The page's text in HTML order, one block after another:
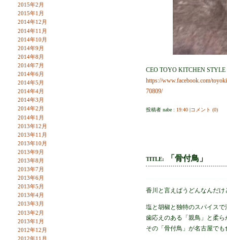
2015年2月
2015年1月
2014年12月
2014年11月
2014年10月
2014年9月
2014年8月
2014年7月
2014年6月
2014年5月
2014年4月
2014年3月
2014年2月
2014年1月
2013年12月
2013年11月
2013年10月
2013年9月
2013年8月
2013年7月
2013年6月
2013年5月
2013年4月
2013年3月
2013年2月
2013年1月
2012年12月
2012年11月
CEO TOYO KITCHEN STYLE
https://www.facebook.com/
70809/
投稿者 nabe : 19:40 |コメント (0)
TITLE: 「骨付鳥」
香川と言えばうどんなんだ
塩と胡椒と独特のスパイス
歯応えのある「親鳥」と柔
その「骨付鳥」が名古屋で